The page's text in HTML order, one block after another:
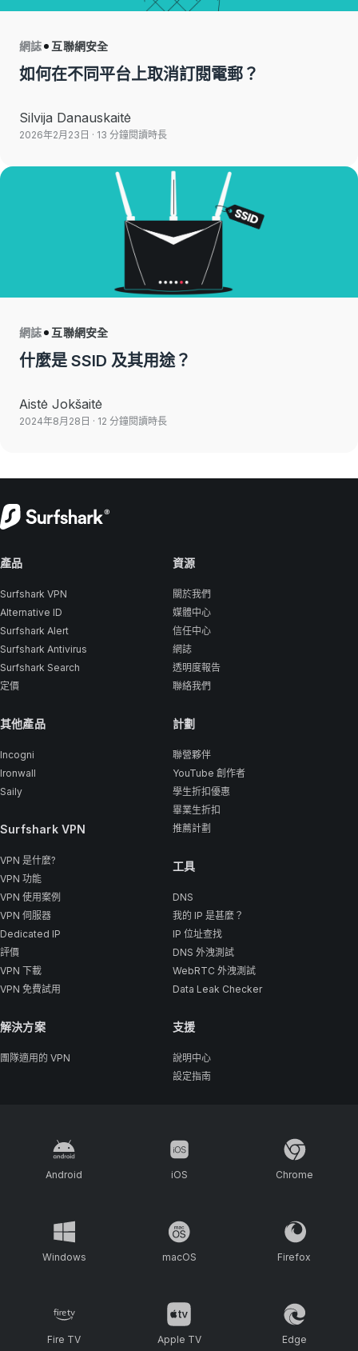
網誌 互聯網安全
如何在不同平台上取消訂閱電郵？
Silvija Danauskaitė
2026年2月23日 · 13 分鐘閱讀時長
網誌 互聯網安全
什麼是 SSID 及其用途？
Aistė Jokšaitė
2024年8月28日 · 12 分鐘閱讀時長
產品
Surfshark VPN
Alternative ID
Surfshark Alert
Surfshark Antivirus
Surfshark Search
定價
其他產品
Incogni
Ironwall
Saily
Surfshark VPN
VPN 是什麼?
VPN 功能
VPN 使用案例
VPN 伺服器
Dedicated IP
評價
VPN 下載
VPN 免費試用
解決方案
團隊適用的 VPN
資源
關於我們
媒體中心
信任中心
網誌
透明度報告
聯絡我們
計劃
聯營夥伴
YouTube 創作者
學生折扣優惠
畢業生折扣
推薦計劃
工具
DNS
我的 IP 是甚麼？
IP 位址查找
DNS 外洩測試
WebRTC 外洩測試
Data Leak Checker
支援
說明中心
設定指南
Android iOS Chrome
Windows macOS Firefox
Fire TV Apple TV Edge